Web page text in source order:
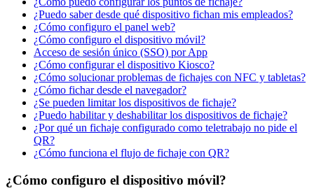
¿Puedo saber desde qué dispositivo fichan mis empleados?
¿Cómo configuro el panel web?
¿Cómo configuro el dispositivo móvil?
Acceso de sesión único (SSO) por App
¿Cómo configurar el dispositivo Kiosco?
¿Cómo solucionar problemas de fichajes con NFC y tabletas?
¿Cómo fichar desde el navegador?
¿Se pueden limitar los dispositivos de fichaje?
¿Puedo habilitar y deshabilitar los dispositivos de fichaje?
¿Por qué un fichaje configurado como teletrabajo no pide el
QR?
¿Cómo funciona el flujo de fichaje con QR?
¿Cómo configuro el dispositivo móvil?